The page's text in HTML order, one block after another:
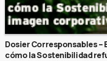
Dosier Corresponsables
cómo la Sostenibilidad